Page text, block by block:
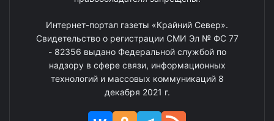
Интернет-портал газеты «Крайний Север».
Свидетельство о регистрации СМИ Эл № ФС 77
- 82356 выдано Федеральной службой по
надзору в сфере связи, информационных
технологий и массовых коммуникаций 8
декабря 2021 г.